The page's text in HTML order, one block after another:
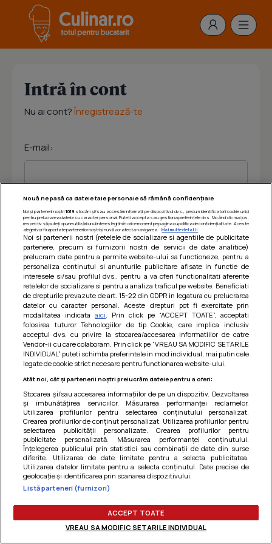
Intră în cont
Nu ai cont?Înregistrează-te
E-mail:
Parola:
Am uitat parola
Termeni si conditii|Politica de cookies
Politica de
confidentialitate
Nouă ne pasă ca datele tale personale să rămână confidențiale
Noi și partenerii noștri 1019stocăm și/sau accesăm informații pe dispozitivul dvs., precum identificatorii cookie unici
pentru prelucrarea datelor cu caracter personal. Puteți accepta sau gestiona preferințele dvs. făcând clic mai jos,
respectiv vă puteți opune utilizării unui interes legitim în orice moment pe pagina cu politica de confidențialitate. Aceste
alegeri vor fi raportate partenerilor noștri și nu vă vor afecta navigarea.
Mai multe detalii
Noi si partenerii nostri (retelele de socializare si agentiile de publicitate
partenere, precum si furnizorii nostri de servicii de date analitice)
prelucram date pentru a permite website-ului sa functioneze, pentru a
personaliza continutul si anunturile publicitare afisate in functie de
interesele si/sau profilul dvs., pentru a va oferi functionalitati aferente
retelelor de socializare si pentru a analiza traficul pe website. Beneficiati
de drepturile prevazute de art. 15-22 din GDPR in legatura cu prelucrarea
datelor cu caracter personal. Aceste drepturi pot fi exercitate prin
modalitatea indicataaici . Prin click pe “ACCEPT TOATE”, acceptati
folosirea tuturor Tehnologiilor de tip Cookie, care implica inclusiv
acceptul dvs. cu privire la stocarea/accesarea informatiilor de catre
Vendor-ii cu care colaboram. Prin click pe “VREAU SA MODIFIC SETARILE
INDIVIDUAL” puteti schimba preferintele in mod individual, mai putin cele
legate de cookie strict necesare pentru functionarea website-ului.
Atât noi, cât și partenerii noștri prelucrăm datele pentru a oferi:
Stocarea și/sau accesarea informațiilor de pe un dispozitiv. Dezvoltarea
și îmbunătățirea serviciilor. Măsurarea performanței reclamelor.
Utilizarea profilurilor pentru selectarea conținutului personalizat.
Crearea profilurilor de conținut personalizat. Utilizarea profilurilor pentru
selectarea publicității personalizate. Crearea profilurilor pentru
publicitate personalizată. Măsurarea performanței conținutului.
Înțelegerea publicului prin statistici sau combinații de date din surse
diferite. Utilizarea de date limitate pentru a selecta publicitatea.
Utilizarea datelor limitate pentru a selecta conținutul. Date precise de
geolocație și identificarea prin scanarea dispozitivului.
Listă parteneri (furnizori)
ACCEPT TOATE
VREAU SA MODIFIC SETARILE INDIVIDUAL